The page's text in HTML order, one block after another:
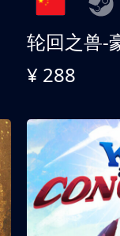
轮回之兽-
¥ 288